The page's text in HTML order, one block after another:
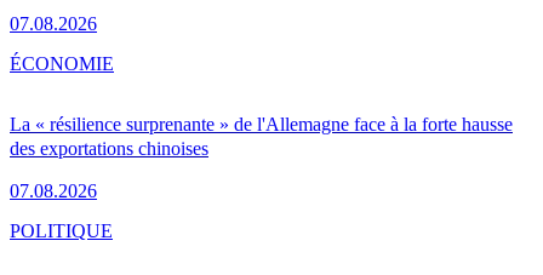
07.08.2026
La « résilience surprenante » de l'Allemagne face à la forte hausse
des exportations chinoises
07.08.2026
ÉCONOMIE
POLITIQUE